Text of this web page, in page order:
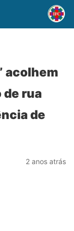
acolhem
de rua
de
2 anos atrás